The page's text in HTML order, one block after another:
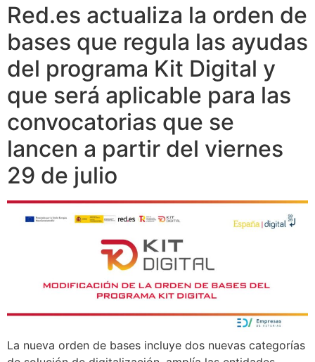
Red.es actualiza la orden de
bases que regula las ayudas
del programa Kit Digital y
que será aplicable para las
convocatorias que se
lancen a partir del viernes
29 de julio
La nueva orden de bases incluye dos nuevas categorías